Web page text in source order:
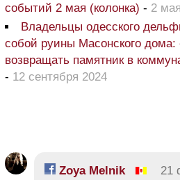
событий 2 мая (колонка) - 2
Владельцы одесского
собой руины Масонского дома:
возвращать памятник в
- 12 сентября 2024
Zoya Melnik 21